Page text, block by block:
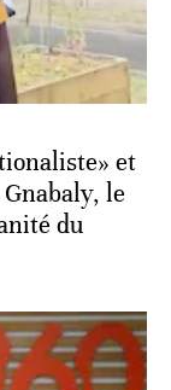
et
le
du